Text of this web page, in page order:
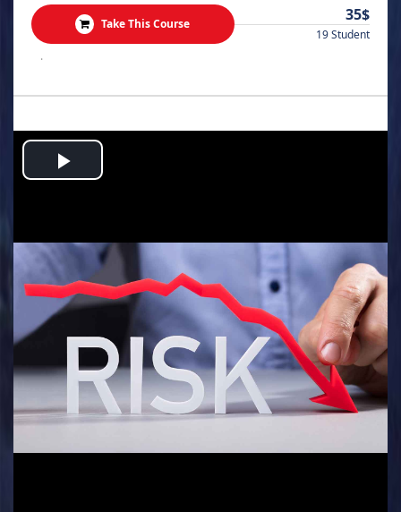
Take This Course 35$
19 Student
.
Play